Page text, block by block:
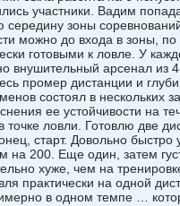
участники. Вадим
зоны
можно до входа в зоны, по
готовыми к ловле. У
внушительный арсенал из
промер дистанции и
состоял в нескольких
ее устойчивости на
точке ловли. Готовлю две
старт. Довольно быстро
на 200. Еще один, затем
хуже, чем на
практически на одной
в одном темпе …